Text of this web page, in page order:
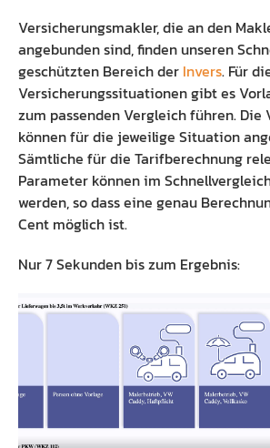
Presse
Kontakt
Datenschutz
Versicherungsmakler, die an den
angebunden sind, finden unseren
geschützten Bereich der Invers. Für
Versicherungssituationen gibt es
zum passenden Vergleich führen. Die
können für die jeweilige Situation
Sämtliche für die Tarifberechnung
Parameter können im
werden, so dass eine genau
Cent möglich ist.
Nur 7 Sekunden bis zum Ergebnis: